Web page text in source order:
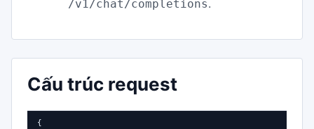
/v1/chat/completions.
Cấu trúc request
{